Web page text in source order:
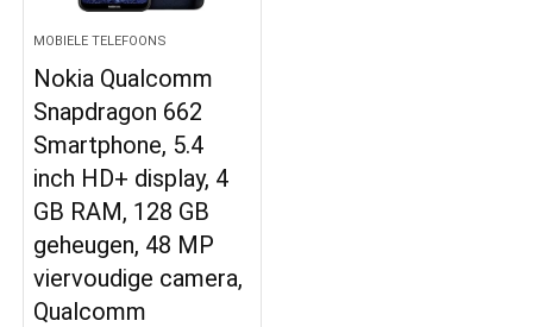
MOBIELE TELEFOONS
Nokia Qualcomm
Snapdragon 662
Smartphone, 5.4
inch HD+ display, 4
GB RAM, 128 GB
geheugen, 48 MP
viervoudige camera,
Qualcomm